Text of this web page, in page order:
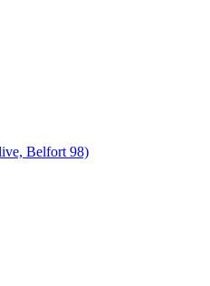
Belfort 98)